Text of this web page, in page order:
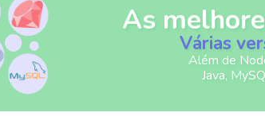
As
Várias
Além de
Java,